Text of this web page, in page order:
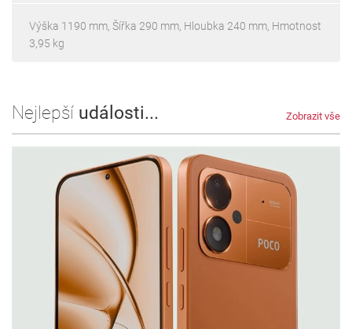
Výška 1190 mm, Šířka 290 mm, Hloubka 240 mm, Hmotnost
3,95 kg
Nejlepší události... Zobrazit vše